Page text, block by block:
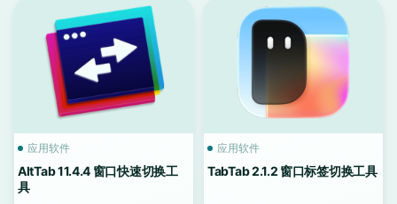
应用软件
AltTab 11.4.4 窗口快速切换工
具
应用软件
TabTab 2.1.2 窗口标签切换工具